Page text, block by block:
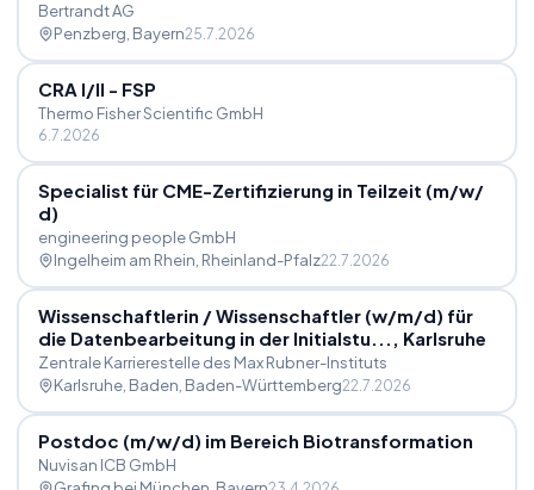
Bertrandt AG
Penzberg , Bayern25.7.2026
CRA I/II - FSP
Thermo Fisher Scientific GmbH
6.7.2026
Specialist für CME-Zertifizierung in Teilzeit (m/w/
d)
engineering people GmbH
Ingelheim am Rhein , Rheinland-Pfalz22.7.2026
Wissenschaftlerin /Wissenschaftler (w/m/d) für
die Datenbearbeitung in der Initialstu..., Karlsruhe
Zentrale Karrierestelle des Max Rubner-Instituts
Karlsruhe, Baden , Baden-Württemberg22.7.2026
Postdoc (m/w/d) im Bereich Biotransformation
Nuvisan ICB GmbH